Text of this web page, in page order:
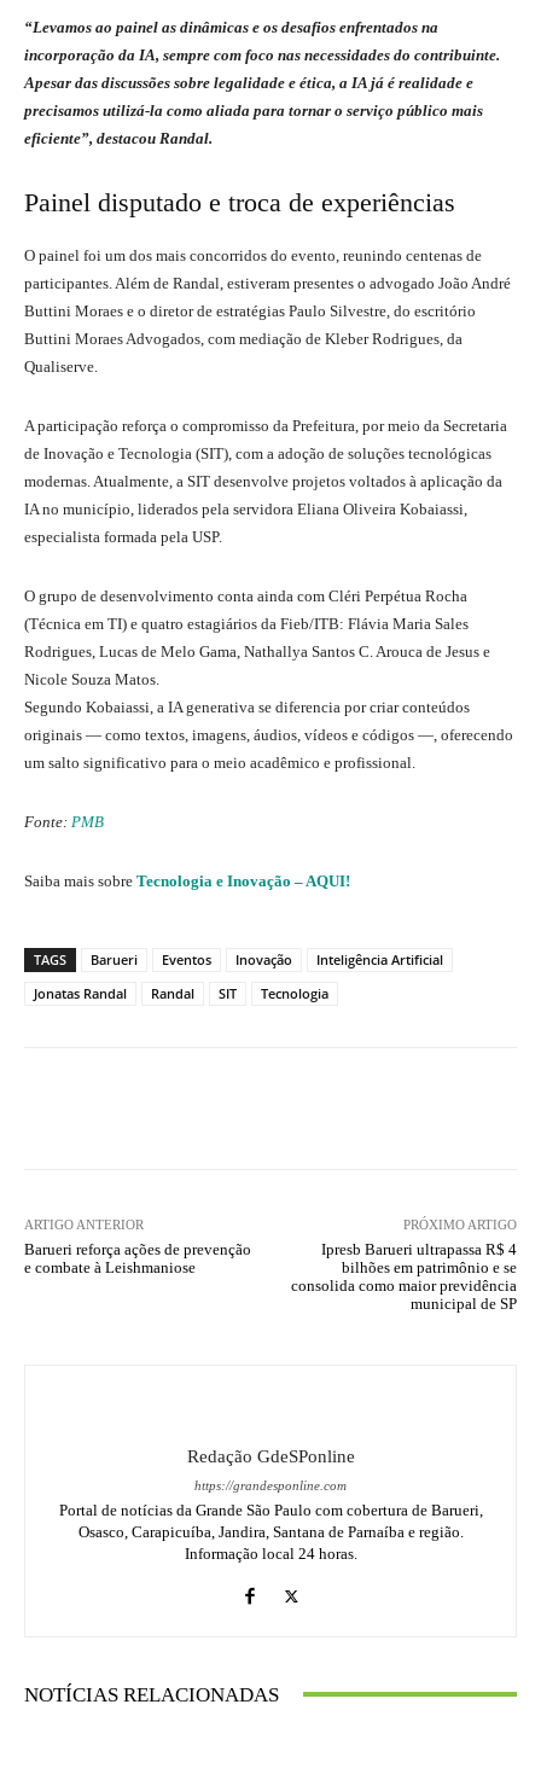
“Levamos ao painel as dinâmicas e os desafios enfrentados na
incorporação da IA, sempre com foco nas necessidades do contribuinte.
Apesar das discussões sobre legalidade e ética, a IA já é realidade e
precisamos utilizá-la como aliada para tornar o serviço público mais
eficiente”, destacou Randal.
Painel disputado e troca de experiências
O painel foi um dos mais concorridos do evento, reunindo centenas de
participantes. Além de Randal, estiveram presentes o advogado João André
Buttini Moraes e o diretor de estratégias Paulo Silvestre, do escritório
Buttini Moraes Advogados, com mediação de Kleber Rodrigues, da
Qualiserve.
A participação reforça o compromisso da Prefeitura, por meio da Secretaria
de Inovação e Tecnologia (SIT), com a adoção de soluções tecnológicas
modernas. Atualmente, a SIT desenvolve projetos voltados à aplicação da
IA no município, liderados pela servidora Eliana Oliveira Kobaiassi,
especialista formada pela USP.
O grupo de desenvolvimento conta ainda com Cléri Perpétua Rocha
(Técnica em TI) e quatro estagiários da Fieb/ITB: Flávia Maria Sales
Rodrigues, Lucas de Melo Gama, Nathallya Santos C. Arouca de Jesus e
Nicole Souza Matos.
Segundo Kobaiassi, a IA generativa se diferencia por criar conteúdos
originais — como textos, imagens, áudios, vídeos e códigos —, oferecendo
um salto significativo para o meio acadêmico e profissional.
Fonte: PMB
Saiba mais sobre Tecnologia e Inovação – AQUI!
TAGS Barueri Eventos Inovação
Inteligência Artificial
Jonatas Randal
Randal SIT Tecnologia
ARTIGO ANTERIOR
Barueri reforça ações de prevenção
e combate à Leishmaniose
PRÓXIMO ARTIGO
Ipresb Barueri ultrapassa R$ 4
bilhões em patrimônio e se
consolida como maior previdência
municipal de SP
Redação GdeSPonline
https://grandesponline.com
Portal de notícias da Grande São Paulo com cobertura de Barueri,
Osasco, Carapicuíba, Jandira, Santana de Parnaíba e região.
Informação local 24 horas.
NOTÍCIAS RELACIONADAS